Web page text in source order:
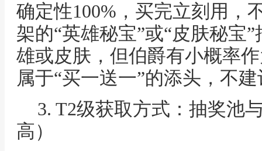
确定性100%，买完立刻用，
架的“英雄秘宝”或“皮肤秘宝
雄或皮肤，但伯爵有小概率
属于“买一送一”的添头，不
3. T2级获取方式：抽奖池
高）